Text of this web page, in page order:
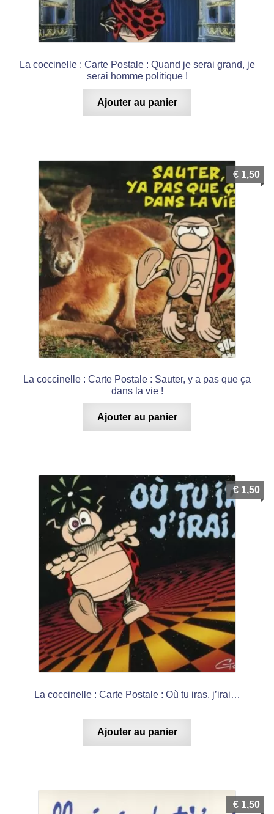
La coccinelle : Carte Postale : Quand je serai grand, je
serai homme politique !
Ajouter au panier
La coccinelle : Carte Postale : Sauter, y a pas que ça
dans la vie !
€ 1,50
Ajouter au panier
La coccinelle : Carte Postale : Où tu iras, j’irai…
€ 1,50
Ajouter au panier
€ 1,50